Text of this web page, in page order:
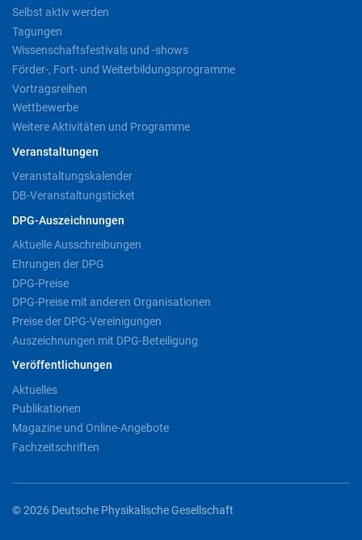
Selbst aktiv werden
Tagungen
Wissenschaftsfestivals und -shows
Förder-, Fort- und Weiterbildungsprogramme
Vortragsreihen
Wettbewerbe
Weitere Aktivitäten und Programme
Veranstaltungen
Veranstaltungskalender
DB-Veranstaltungsticket
DPG-Auszeichnungen
Aktuelle Ausschreibungen
Ehrungen der DPG
DPG-Preise
DPG-Preise mit anderen Organisationen
Preise der DPG-Vereinigungen
Auszeichnungen mit DPG-Beteiligung
Veröffentlichungen
Aktuelles
Publikationen
Magazine und Online-Angebote
Fachzeitschriften
© 2026 Deutsche Physikalische Gesellschaft